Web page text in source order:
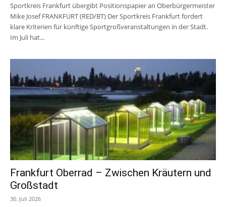
Sportkreis Frankfurt übergibt Positionspapier an Oberbürgermeister
Mike Josef FRANKFURT (RED/BT) Der Sportkreis Frankfurt fordert
klare Kriterien für künftige Sportgroßveranstaltungen in der Stadt.
Im Juli hat...
Frankfurt Oberrad – Zwischen Kräutern und
Großstadt
30. Juli 2026